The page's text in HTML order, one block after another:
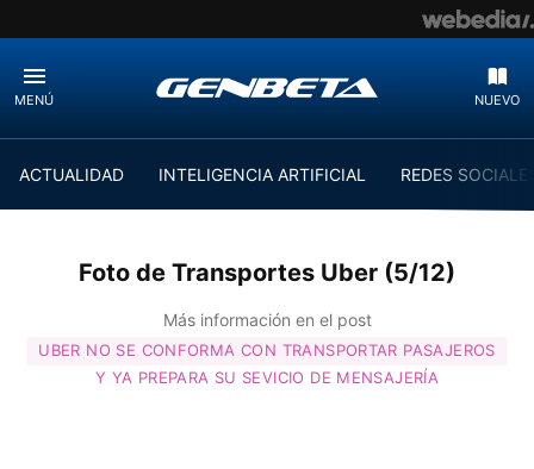
MENÚ NUEVO
ACTUALIDAD INTELIGENCIA ARTIFICIAL REDES
Foto de Transportes Uber (5/12)
Más información en el post
UBER NO SE CONFORMA CON TRANSPORTAR PASAJEROS
Y YA PREPARA SU SEVICIO DE MENSAJERÍA